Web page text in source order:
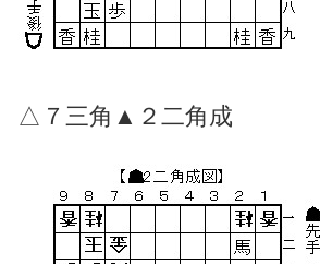
△７三角▲２二角成